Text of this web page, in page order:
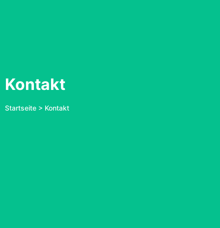
Kontakt
Startseite > Kontakt